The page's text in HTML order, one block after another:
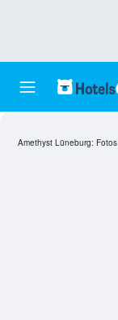
Amethyst Lüneburg: Fotos